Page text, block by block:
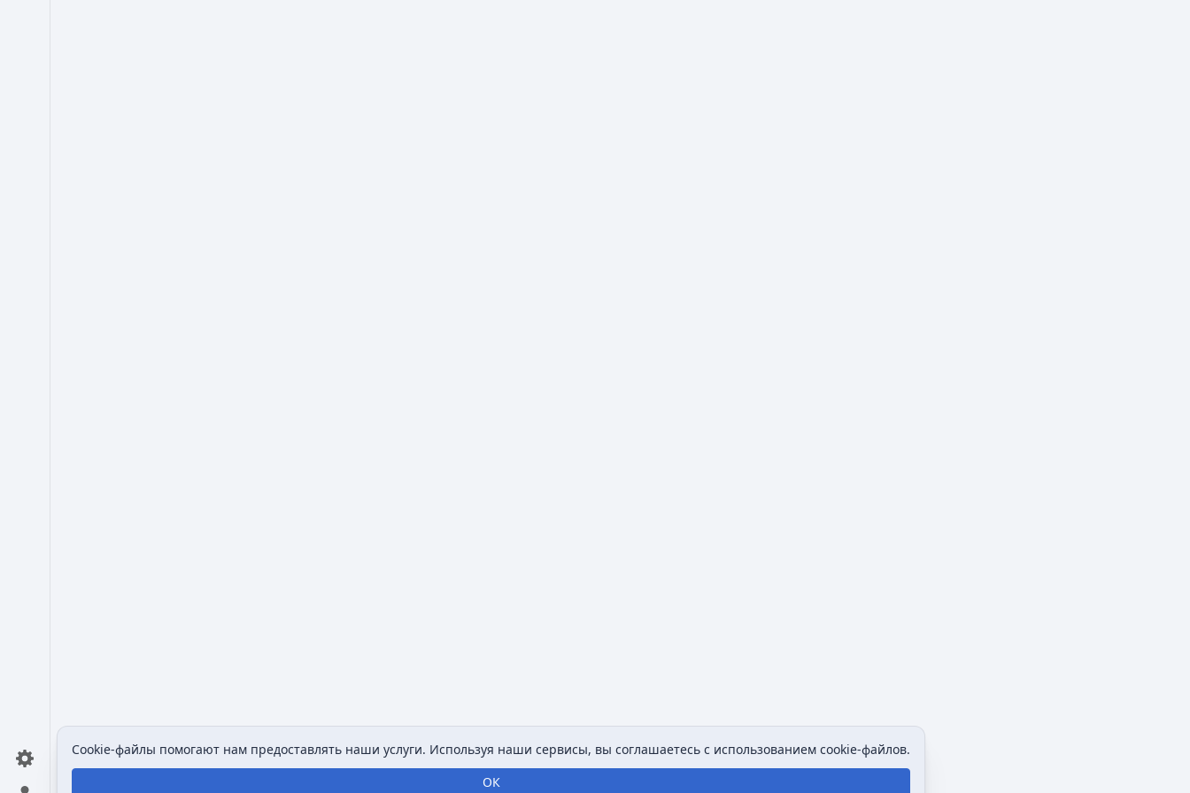
Cookie-файлы помогают нам предоставлять наши услуги. Используя наши сервисы, вы соглашаетесь с использованием cookie-файлов.
ОК